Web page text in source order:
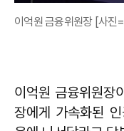
이억원 금융위원장 [사진
이억원 금융위원장
장에게 가속화된